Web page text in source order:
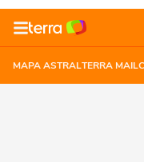
MAPA ASTRALTERRA MAIL